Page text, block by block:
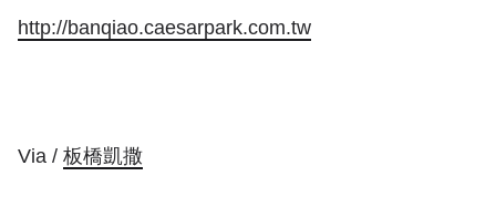
http://banqiao.caesarpark.com.tw
Via / 板橋凱撒